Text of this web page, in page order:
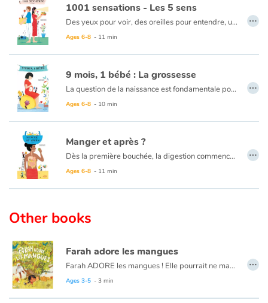
1001 sensations - Les 5 sens
Des yeux pour voir, des oreilles pour entendre, une langue pour goûter, un nez pour sentir, une peau pour toucher... Notre corps possède tout un réseau de capteurs, associés à chaque sens. Ils nous permettent ainsi de découvrir et de nous adapter à notre environnement ! Pratique, non ? Mais comment fonctionnent-ils ? Quels phénomènes sont en jeu ? Quel est le point commun entre tous nos sens ?
Ages 6-8 - 11 min
…
9 mois, 1 bébé : La grossesse
La question de la naissance est fondamentale pour les enfants !
C'est dans le ventre de la mère que tout commence, enfin pas tout à fait… S'il y a un œuf dans le ventre maternel, c'est parce que deux cellules reproductives, un spermatozoïde et un ovule, ont fusionné. C'est la fécondation !
Ages 6-8 - 10 min
…
Manger et après ?
Dès la première bouchée, la digestion commence. Un aliment voyage sur près de 9 mètres à l'intérieur de notre corps et ce pendant 10 à 24 heures !
Deuxième étape, le bol alimentaire va être malaxé et écrasé. Il devient une bouillie liquide, le chyme.
Mais le voyage n'est pas fini…
Ages 6-8 - 11 min
…
Other books
Farah adore les mangues
Farah ADORE les mangues ! Elle pourrait ne manger que ça, et même plonger dans un océan de mangues ! Les meilleures qu'elle connaisse poussent toujours sur le vieux manguier de son grand-père. Avec Mali, son chien, ils les ramassent ensemble chaque été.
Inutile ? Vraiment ? Grand-père a plus d'un tour dans son sac pour l'aider à comprendre que le manguier a davantage à lui offrir que de belles mangues sucrées
Ages 3-5 - 3 min
…